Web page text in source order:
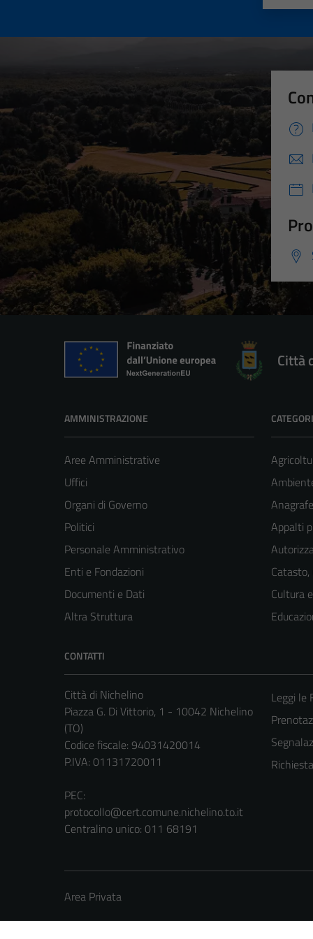
Città
AMMINISTRAZIONE
Aree Amministrative
Uffici
Organi di Governo
Politici
Personale Amministrativo
Enti e Fondazioni
Documenti e Dati
Altra Struttura
Appalti
Catasto,
Cultura
CONTATTI
Città di Nichelino
Piazza G. Di Vittorio, 1 - 10042 Nichelino
(TO)
Codice fiscale: 94031420014
P.IVA: 01131720011
PEC:
protocollo@cert.comune.nichelino.to.it
Centralino unico: 011 68191
Leggi le
Area Privata